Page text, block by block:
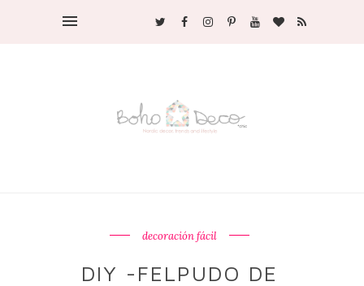
decoración fácil
DIY -FELPUDO DE